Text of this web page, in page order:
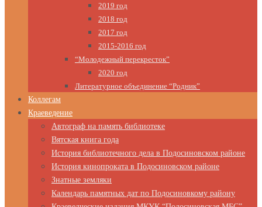
2019 год
2018 год
2017 год
2015-2016 год
“Молодежный перекресток”
2020 год
Литературное объединение “Родник”
Коллегам
Краеведение
Автограф на память библиотеке
Вятская книга года
История библиотечного дела в Подосиновском районе
История кинопроката в Подосиновском районе
Знатные земляки
Календарь памятных дат по Подосиновкому району